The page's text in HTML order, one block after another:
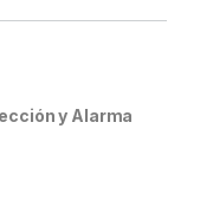
y Alarma